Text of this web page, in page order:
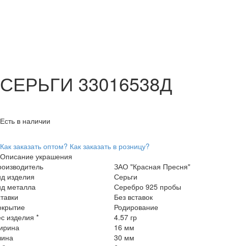
СЕРЬГИ 33016538Д
Есть в наличии
Как заказать оптом? Как заказать в розницу?
Описание украшения
ЗАО "Красная Пресня"
изделия
Серьги
металла
Серебро 925 пробы
Без вставок
Родирование
изделия *
4.57 гр
16 мм
30 мм